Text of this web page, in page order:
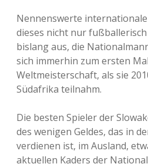
Nennenswerte
dieses nicht nur
bislang aus, die
sich immerhin zum ersten
Weltmeisterschaft, als sie
Südafrika teilnahm.
Die besten Spieler der
des wenigen Geldes, das in
verdienen ist, im Ausland,
aktuellen Kaders der